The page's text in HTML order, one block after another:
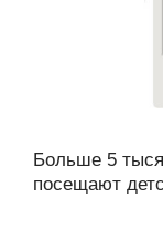
Больше 5
посещают